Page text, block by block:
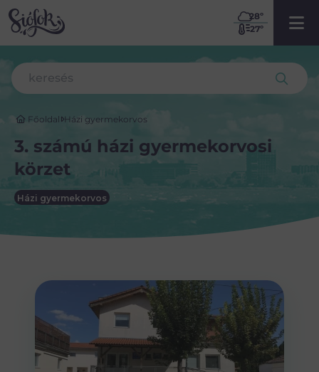
28º
27º
Főoldal Házi gyermekorvos
3. számú házi gyermekorvosi
körzet
Házi gyermekorvos